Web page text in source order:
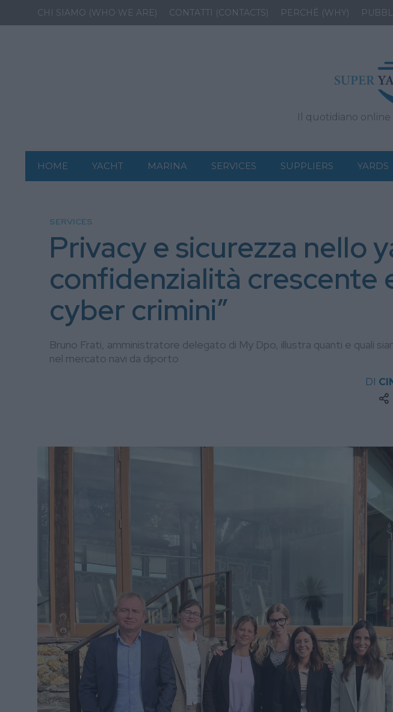
CHI SIAMO (WHO WE ARE) CONTATTI (CONTACTS) PERCHÉ (WHY)
Il quotidiano
HOME YACHT MARINA SERVICES SUPPLIERS YARDS
SERVICES
Privacy e sicurezza nello
confidenzialità crescente
cyber crimini”
Bruno Frati, amministratore delegato di My Dpo, illustra quanti e quali
nel mercato navi da diporto
DI